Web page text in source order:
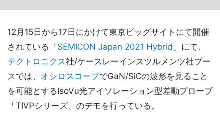
12月15日から17日にかけて東京ビッグサイトにて開催
されている「 SEMICON Japan 2021 Hybrid 」にて、
テクトロニクス社/ケースレーインスツルメンツ社ブー
スでは、 オシロスコープでGaN/SiCの波形を見ること
を可能とするIsoVu光アイソレーション型差動プローブ
「TIVPシリーズ」のデモを行っている。